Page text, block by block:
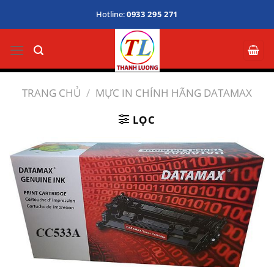
dung
Hotline:0933 295 271
TRANG CHỦ / MỰC IN CHÍNH HÃNG DATAMAX
LỌC